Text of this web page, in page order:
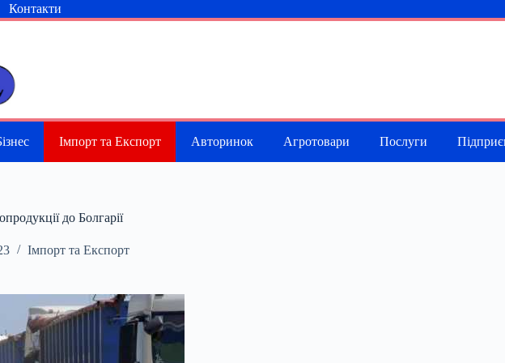
Контакти
Імпорт та Експорт Авторинок Агротовари Послуги
до Болгарії
Імпорт та Експорт